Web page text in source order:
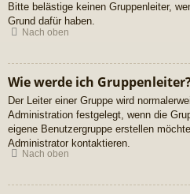
Bitte belästige keinen Gruppenleiter,
Grund dafür haben.
Nach oben
Wie werde ich
Der Leiter einer Gruppe wird
Administration festgelegt, wenn die
eigene Benutzergruppe erstellen
Administrator kontaktieren.
Nach oben